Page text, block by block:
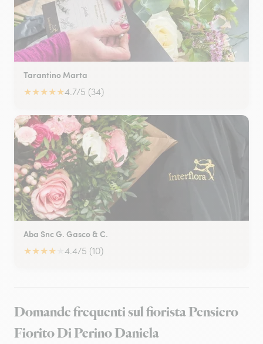
Tarantino Marta
★★★★★4.7/5 (34)
Aba Snc G. Gasco & C.
★★★★ 4.4/5 (10)
Domande frequenti sul fiorista Pensiero
Fiorito Di Perino Daniela